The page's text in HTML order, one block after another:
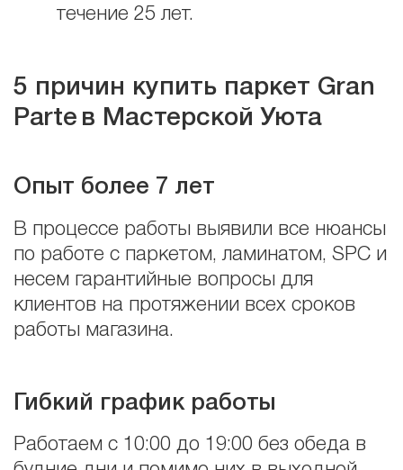
течение 25 лет.
5 причин купить паркет Gran
Parte в Мастерской Уюта
Опыт более 7 лет
В процессе работы выявили все нюансы
по работе с паркетом, ламинатом, SPC и
несем гарантийные вопросы для
клиентов на протяжении всех сроков
работы магазина.
Гибкий график работы
Работаем с 10:00 до 19:00 без обеда в